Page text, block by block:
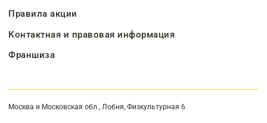
Правила акции
Контактная и правовая информация
Франшиза
Москва и Московская обл., Лобня, Физкультурная 6